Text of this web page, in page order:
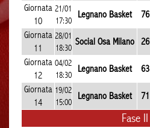
Giornata
10
21/01
17:30
Legnano Basket 76
Giornata
11
28/01
18:30
Social Osa Milano 26
Giornata
12
04/02
18:30
Legnano Basket 63
Giornata
14
19/02
15:00
Legnano Basket 71
Fase II